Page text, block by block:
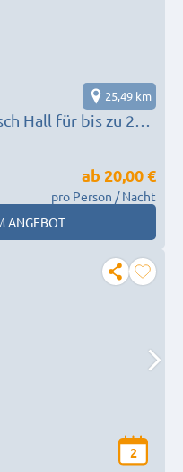
Hall für bis zu 21
25,49 km
ab 20,00 €
pro Person / Nacht
ANGEBOT
2